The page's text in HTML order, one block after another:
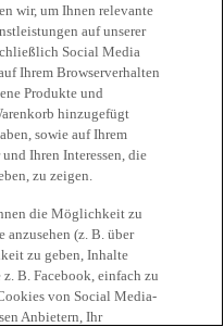
wir, um Ihnen relevante
auf unserer
Social Media
Ihrem Browserverhalten
Produkte und
hinzugefügt
sowie auf Ihrem
Ihren Interessen, die
zu zeigen.
die Möglichkeit zu
anzusehen (z. B. über
zu geben, Inhalte
B. Facebook, einfach zu
von Social Media-
Anbietern, Ihr